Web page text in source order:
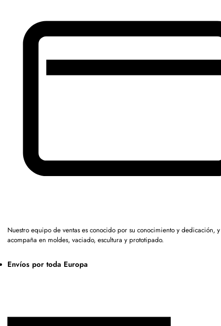
Nuestro equipo de ventas es conocido por su conocimiento y dedicación,
acompaña en moldes, vaciado, escultura y prototipado.
Envíos por toda Europa